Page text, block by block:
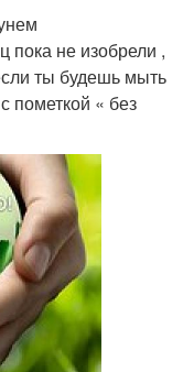
пока не изобрели ,
ты будешь мыть
пометкой « без